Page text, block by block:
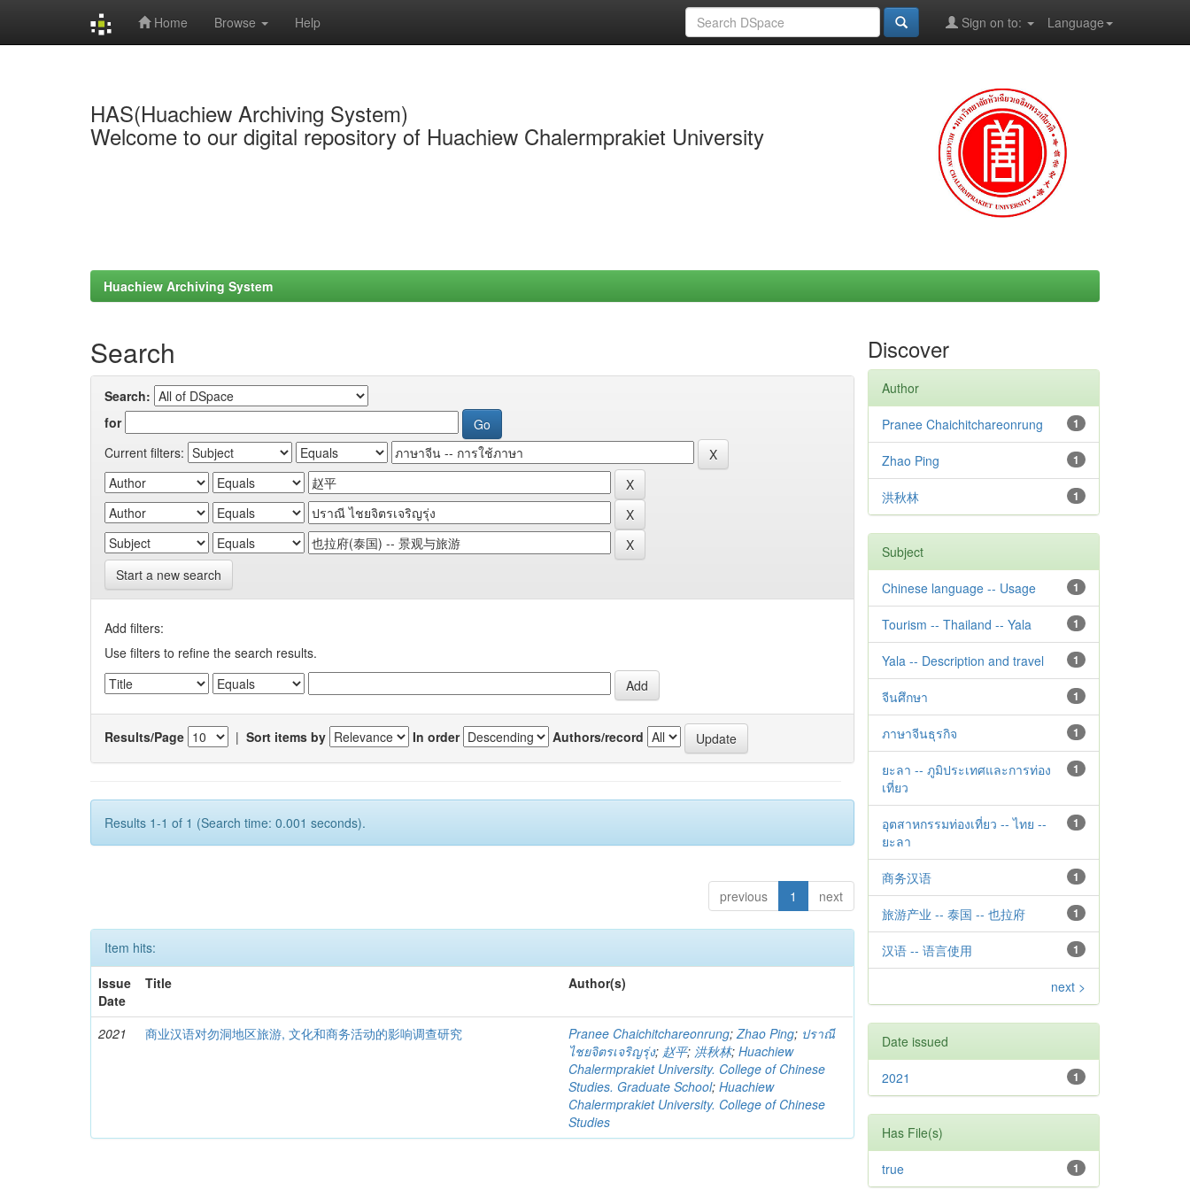
Home Browse Help Language
Sign on to:
HAS(Huachiew Archiving System)
Welcome to our digital repository of Huachiew Chalermprakiet University
Huachiew Archiving System
Search
Search:
for
Current filters:
Start a new search
Add filters:
Use filters to refine the search results.
Results/Page | Sort items by In order Authors/record
Results 1-1 of 1 (Search time: 0.001 seconds).
previous 1 next
Item hits:
Issue
Date
Title Author(s)
2021 商业汉语对勿洞地区旅游, 文化和商务活动的影响调查研究 Pranee Chaichitchareonrung;Zhao Ping; ปราณี
ไชยจิตรเจริญรุ่ง; 赵平; 洪秋林;Huachiew
Chalermprakiet University. College of Chinese
Studies. Graduate School;Huachiew
Chalermprakiet University. College of Chinese
Studies
Discover
Author
1
Pranee Chaichitchareonrung
1
Zhao Ping
1
洪秋林
Subject
1
Chinese language -- Usage
1
Tourism -- Thailand -- Yala
1
Yala -- Description and travel
1
จีนศึกษา
1
ภาษาจีนธุรกิจ
1
ยะลา -- ภูมิประเทศและการท่อง
เที่ยว
1
อุตสาหกรรมท่องเที่ยว -- ไทย --
ยะลา
1
商务汉语
1
旅游产业 -- 泰国 -- 也拉府
1
汉语 -- 语言使用
next >
Date issued
1
2021
Has File(s)
1
true